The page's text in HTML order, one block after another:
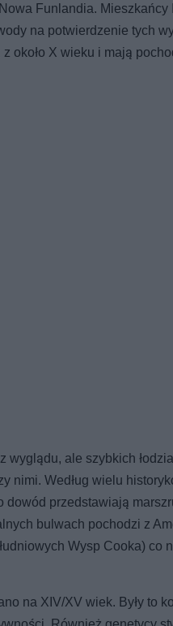
Funlandia. Mieszkańcy
na potwierdzenie tych
około X wieku i mają
wyglądu, ale szybkich
nimi. Według wielu
dowód przedstawiają
bulwach pochodzi z
Wysp Cooka) co
na XIV/XV wiek. Były to